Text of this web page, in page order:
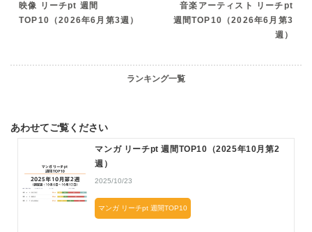
映像 リーチpt 週間
TOP10（2026年6月第3週）
音楽アーティスト リーチpt
週間TOP10（2026年6月第3
週）
ランキング一覧
あわせてご覧ください
マンガ リーチpt 週間TOP10（2025年10月第2
週）
2025/10/23
マンガ リーチpt 週間TOP10